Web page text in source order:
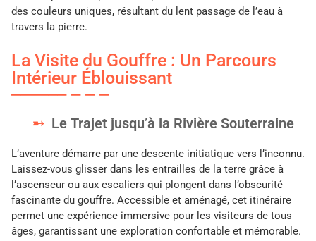
des couleurs uniques, résultant du lent passage de l’eau à
travers la pierre.
La Visite du Gouffre : Un Parcours
Intérieur Éblouissant
Le Trajet jusqu’à la Rivière Souterraine
L’aventure démarre par une descente initiatique vers l’inconnu.
Laissez-vous glisser dans les entrailles de la terre grâce à
l’ascenseur ou aux escaliers qui plongent dans l’obscurité
fascinante du gouffre. Accessible et aménagé, cet itinéraire
permet une expérience immersive pour les visiteurs de tous
âges, garantissant une exploration confortable et mémorable.